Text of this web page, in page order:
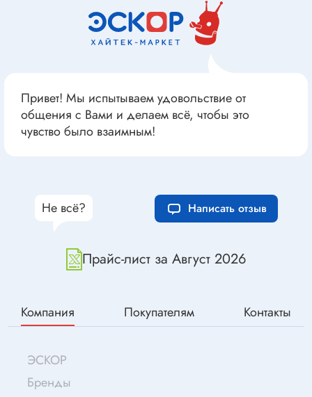
Привет! Мы испытываем удовольствие от
общения с Вами и делаем всё, чтобы это
чувство было взаимным!
Прайс-лист за Август 2026
Не всё? Написать отзыв
Компания Покупателям Контакты
ЭСКОР
Бренды